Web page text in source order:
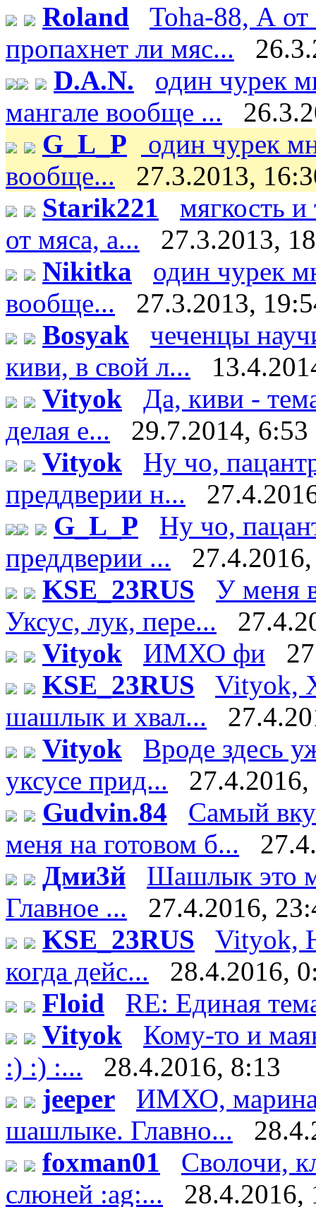
Roland
Toha-88, А
пропахнет ли мяс...
D.A.N.
один чурек
мангале вообще ...
G_L_P
один чурек
вообще...
27.3.2013,
Starik221
мягкость и
от мяса, а...
27.3.2013,
Nikitka
один чурек
вообще...
27.3.2013,
Bosyak
чеченцы
киви, в свой л...
Vityok
Да, киви -
делая е...
29.7.2014, 6:53
Vityok
Ну чо,
преддверии н...
G_L_P
Ну чо,
преддверии ...
KSE_23RUS
У меня
Уксус, лук, пере...
Vityok
ИМХО фи
KSE_23RUS
Vityok,
шашлык и хвал...
Vityok
Вроде здесь
уксусе прид...
Gudvin.84
Самый
меня на готовом б...
Дми3й
Шашлык это
Главное ...
27.4.2016,
KSE_23RUS
Vityok,
когда дейс...
28.4.2016,
Floid
RE: Единая
Vityok
Кому-то и
:) :) :...
28.4.2016, 8:13
jeeper
ИМХО,
шашлыке. Главно...
foxman01
Сволочи,
слюней :ag:...
28.4.2016,